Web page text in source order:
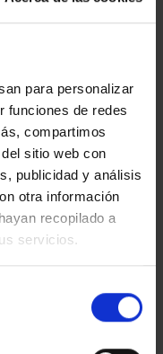
para personalizar
funciones de redes
compartimos
sitio web con
publicidad y análisis
otra información
recopilado a
servicios.
(2021) PERRO
153,00 €